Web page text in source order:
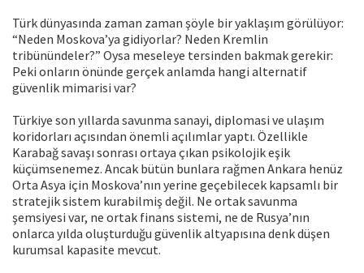
Türk dünyasında zaman zaman şöyle bir yaklaşım görülüyor:
“Neden Moskova’ya gidiyorlar? Neden Kremlin
tribünündeler?” Oysa meseleye tersinden bakmak gerekir:
Peki onların önünde gerçek anlamda hangi alternatif
güvenlik mimarisi var?
Türkiye son yıllarda savunma sanayi, diplomasi ve ulaşım
koridorları açısından önemli açılımlar yaptı. Özellikle
Karabağ savaşı sonrası ortaya çıkan psikolojik eşik
küçümsenemez. Ancak bütün bunlara rağmen Ankara henüz
Orta Asya için Moskova’nın yerine geçebilecek kapsamlı bir
stratejik sistem kurabilmiş değil. Ne ortak savunma
şemsiyesi var, ne ortak finans sistemi, ne de Rusya’nın
onlarca yılda oluşturduğu güvenlik altyapısına denk düşen
kurumsal kapasite mevcut.